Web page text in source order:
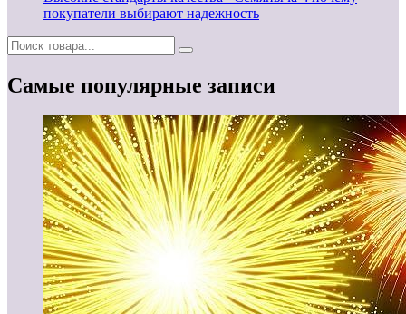
покупатели выбирают надежность
Самые популярные записи